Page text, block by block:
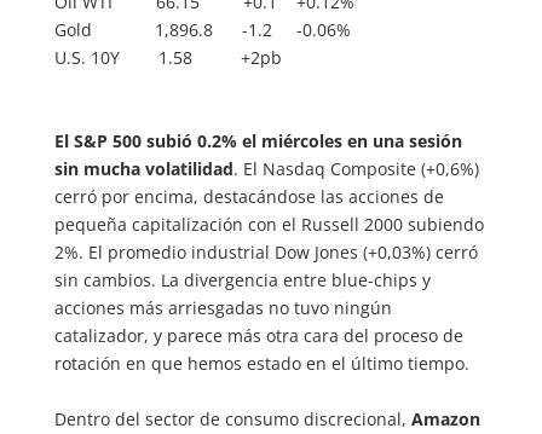
Gold 1,896.8 -1.2 -0.06%
U.S. 10Y 1.58 +2pb
El S&P 500 subió 0.2% el miércoles en una sesión
sin mucha volatilidad. El Nasdaq Composite (+0,6%)
cerró por encima, destacándose las acciones de
pequeña capitalización con el Russell 2000 subiendo
2%. El promedio industrial Dow Jones (+0,03%) cerró
sin cambios. La divergencia entre blue-chips y
acciones más arriesgadas no tuvo ningún
catalizador, y parece más otra cara del proceso de
rotación en que hemos estado en el último tiempo.
Dentro del sector de consumo discrecional, Amazon